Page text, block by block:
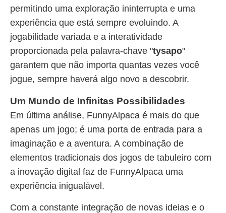
permitindo uma exploração ininterrupta e uma
experiência que está sempre evoluindo. A
jogabilidade variada e a interatividade
proporcionada pela palavra-chave "tysapo"
garantem que não importa quantas vezes você
jogue, sempre haverá algo novo a descobrir.
Um Mundo de Infinitas Possibilidades
Em última análise, FunnyAlpaca é mais do que
apenas um jogo; é uma porta de entrada para a
imaginação e a aventura. A combinação de
elementos tradicionais dos jogos de tabuleiro com
a inovação digital faz de FunnyAlpaca uma
experiência inigualável.
Com a constante integração de novas ideias e o